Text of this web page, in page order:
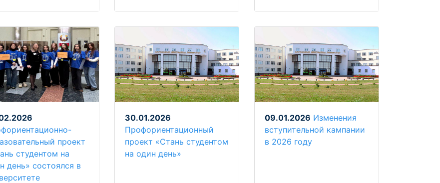
проект
студентом на
день» состоялся в
30.01.2026
Профориентационный
проект «Стань студентом
на один день»
09.01.2026 Изменения
вступительной кампании
в 2026 году